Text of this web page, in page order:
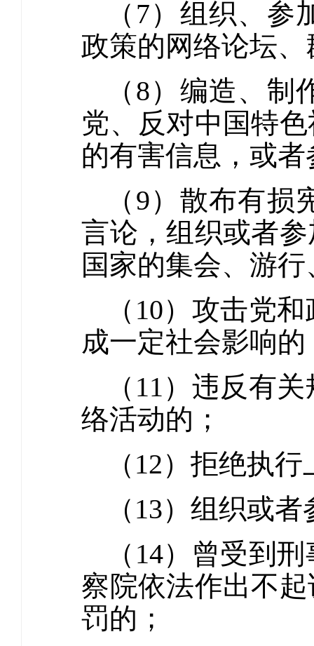
（7）组织、
政策的网络论坛
（8）编造、
党、反对中国特
的有害信息，或
（9）散布有
言论，组织或者
国家的集会、游
（10）攻击党
成一定社会影响的
（11）违反有
络活动的；
（12）拒绝执
（13）组织或
（14）曾受到
察院依法作出不
罚的；